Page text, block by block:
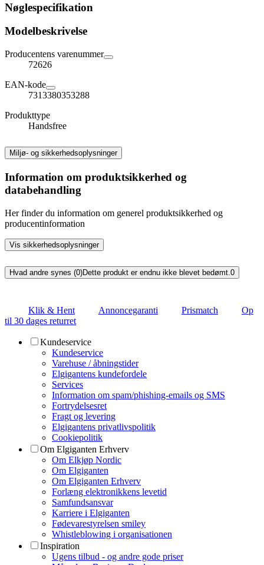
Nøglespecifikation
Modelbeskrivelse
Producentens varenummer
72626
EAN-kode
7313380353288
Produkttype
Handsfree
Miljø- og sikkerhedsoplysninger
Information om produktsikkerhed og
databehandling
Her finder du information om generel produktsikkerhed og
producentinformation
Vis sikkerhedsoplysninger
Hvad andre synes (0)Dette produkt er endnu ikke blevet bedømt. 0
Klik & Hent Annoncegaranti Prismatch
Op
til 30 dages returret
Kundeservice
Kundeservice
Varehuse / åbningstider
Elgigantens kundefordele
Services
Information om spam/phishing-emails og SMS
Fortrydelsesret
Fragt og levering
Elgigantens privatlivspolitik
Cookiepolitik
Om Elgiganten Erhverv
Om Elkjøp Nordic
Om Elgiganten
Om Elgiganten Erhverv
Forlæng elektronikkens levetid
Samfundsansvar
Karriere i Elgiganten
Fødevarestyrelsen smiley
Whistleblowing i organisationen
Inspiration
Ugens tilbud - og andre gode priser